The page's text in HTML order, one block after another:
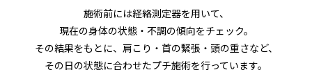
施術前には経絡測定器を用いて、
現在の身体の状態・不調の傾向をチェック。
その結果をもとに、肩こり・首の緊張・頭の重さなど、
その日の状態に合わせたプチ施術を行っています。